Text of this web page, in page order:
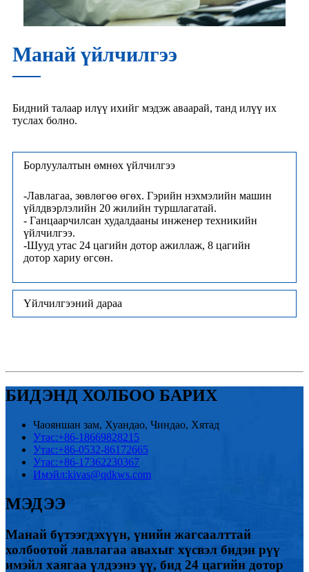
Манай үйлчилгээ
Бидний талаар илүү ихийг мэдэж аваарай, танд илүү их
туслах болно.
Борлуулалтын өмнөх үйлчилгээ
-Лавлагаа, зөвлөгөө өгөх. Гэрийн нэхмэлийн машин
үйлдвэрлэлийн 20 жилийн туршлагатай.
- Ганцаарчилсан худалдааны инженер техникийн
үйлчилгээ.
-Шууд утас 24 цагийн дотор ажиллаж, 8 цагийн
дотор хариу өгсөн.
Үйлчилгээний дараа
БИДЭНД ХОЛБОО БАРИХ
Чаояншан зам, Хуандао, Чиндао, Хятад
Утас:+86-18669828215
Утас:+86-0532-86172665
Утас:+86-17362230367
Имэйл:kivas@qdkws.com
МЭДЭЭ
Манай бүтээгдэхүүн, үнийн жагсаалттай
холбоотой лавлагаа авахыг хүсвэл бидэн рүү
имэйл хаягаа үлдээнэ үү, бид 24 цагийн дотор